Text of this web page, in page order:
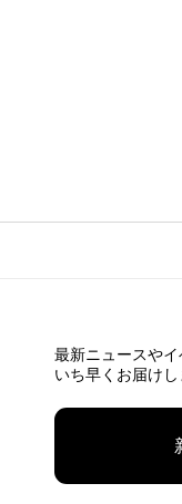
最新ニュースやイ
いち早くお届けし